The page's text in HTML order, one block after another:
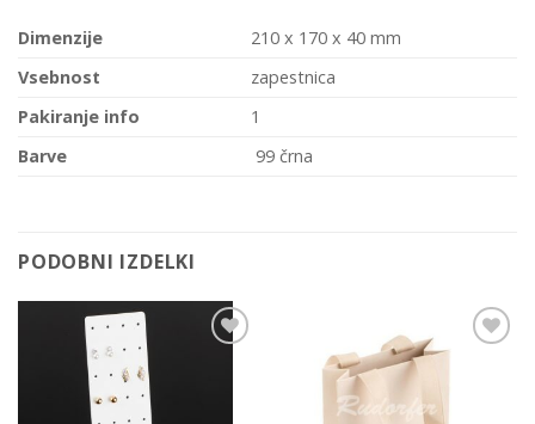
Dimenzije
210 x 170 x 40 mm
Vsebnost
zapestnica
Pakiranje info
1
Barve
99 črna
PODOBNI IZDELKI